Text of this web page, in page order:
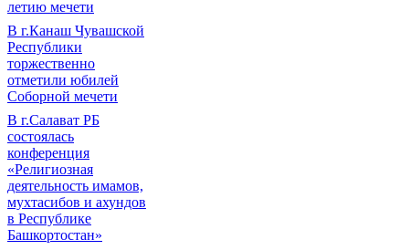
летию мечети
В г.Канаш Чувашской
Республики
торжественно
отметили юбилей
Соборной мечети
В г.Салават РБ
состоялась
конференция
«Религиозная
деятельность имамов,
мухтасибов и ахундов
в Республике
Башкортостан»